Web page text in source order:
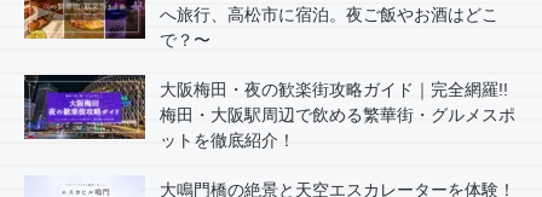
へ旅行、高松市に宿泊。夜ご飯やお酒はどこ
で？〜
大阪梅田・夜の歓楽街攻略ガイド｜完全網羅!!
梅田・大阪駅周辺で飲める繁華街・グルメスポ
ットを徹底紹介！
大鳴門橋の絶景と天空エスカレーターを体験！